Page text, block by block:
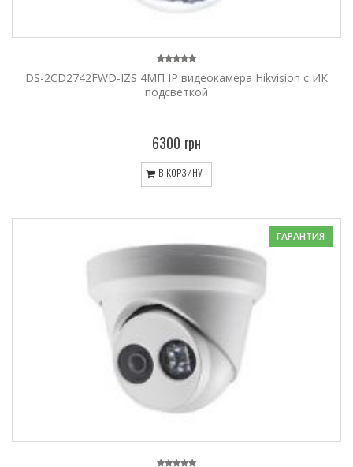
DS-2CD2742FWD-IZS 4МП IP видеокамера Hikvision с ИК
подсветкой
6300 грн
В КОРЗИНУ
ГАРАНТИЯ